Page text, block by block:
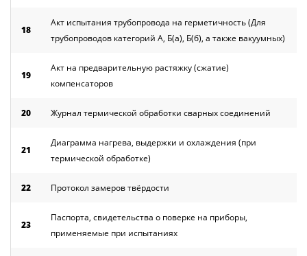
18
Акт испытания трубопровода на герметичность (Для
трубопроводов категорий А, Б(а), Б(б), а также вакуумных)
19
Акт на предварительную растяжку (сжатие)
компенсаторов
20 Журнал термической обработки сварных соединений
21
Диаграмма нагрева, выдержки и охлаждения (при
термической обработке)
22 Протокол замеров твёрдости
23
Паспорта, свидетельства о поверке на приборы,
применяемые при испытаниях